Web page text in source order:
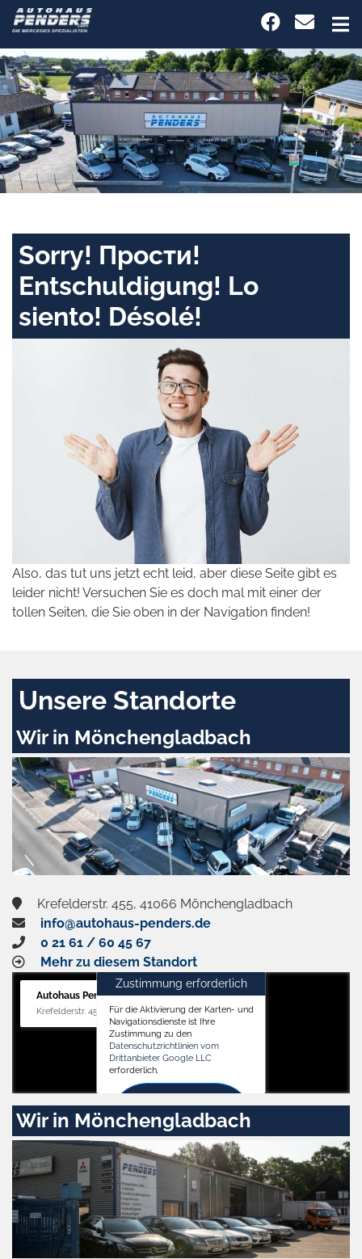
Sorry! Прости!
Entschuldigung! Lo
siento! Désolé!
Also, das tut uns jetzt echt leid, aber diese Seite gibt es
leider nicht! Versuchen Sie es doch mal mit einer der
tollen Seiten, die Sie oben in der Navigation finden!
Unsere Standorte
Wir in Mönchengladbach
Krefelderstr. 455, 41066 Mönchengladbach
info@autohaus-penders.de
0 21 61 / 60 45 67
Mehr zu diesem Standort
Autohaus Penders (Verkauf)
Krefelderstr. 455, 41066 Mönchengladbach
Zustimmung erforderlich
Für die Aktivierung der Karten- und
Navigationsdienste ist Ihre
Zustimmung zu den
Datenschutzrichtlinien vom
Drittanbieter Google LLC
erforderlich.
Zustimmen
und
aktivieren
Wir in Mönchengladbach